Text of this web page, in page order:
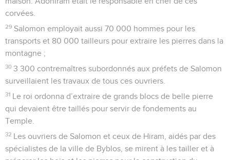
corvées.
29 Salomon employait aussi 70 000 hommes pour les
transports et 80 000 tailleurs pour extraire les pierres dans la
montagne ;
30 3 300 contremaîtres subordonnés aux préfets de Salomon
surveillaient les travaux de tous ces ouvriers.
31 Le roi ordonna d’extraire de grands blocs de belle pierre
qui devaient être taillés pour servir de fondements au
Temple.
32 Les ouvriers de Salomon et ceux de Hiram, aidés par des
spécialistes de la ville de Byblos, se mirent à les tailler et à